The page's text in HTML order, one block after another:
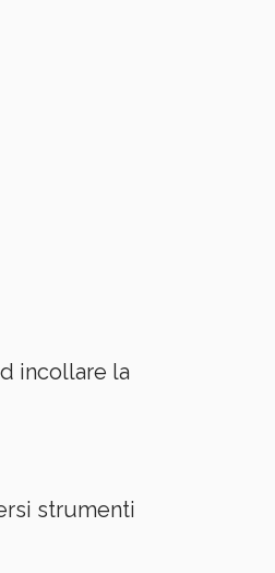
incollare la
strumenti